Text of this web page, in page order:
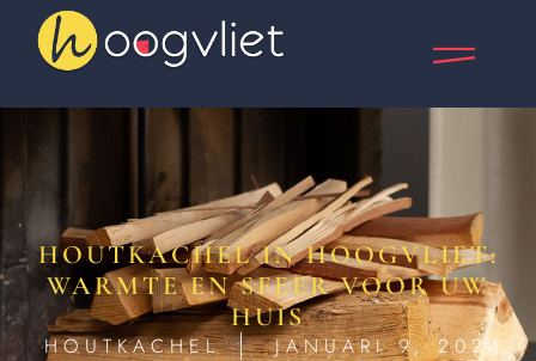
HOUTKACHEL JANUARI 9, 2024
HOUTKACHEL IN HOOGVLIET:
WARMTE EN SFEER VOOR UW
HUIS